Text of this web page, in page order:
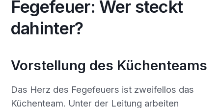
Fegefeuer: Wer steckt
dahinter?
Vorstellung des Küchenteams
Das Herz des Fegefeuers ist zweifellos das
Küchenteam. Unter der Leitung arbeiten